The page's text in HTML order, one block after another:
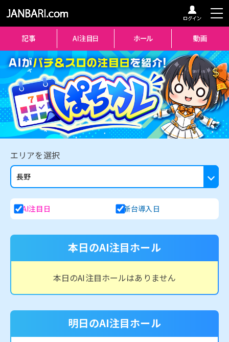
エリアを選択
AI注目日 新台導入日
本日のAI注目ホール
本日のAI注目ホールはありません
明日のAI注目ホール